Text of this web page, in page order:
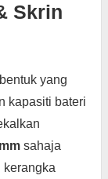
Skrin
yang
kapasiti bateri
sahaja
kerangka